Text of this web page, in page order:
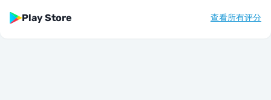
Play Store 查看所有评分